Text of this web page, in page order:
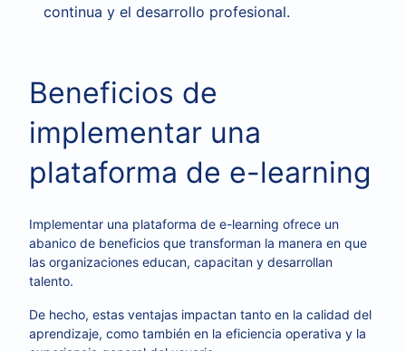
continua y el desarrollo profesional.
Beneficios de
implementar una
plataforma de e-learning
Implementar una plataforma de e-learning ofrece un
abanico de beneficios que transforman la manera en que
las organizaciones educan, capacitan y desarrollan
talento.
De hecho, estas ventajas impactan tanto en la calidad del
aprendizaje, como también en la eficiencia operativa y la